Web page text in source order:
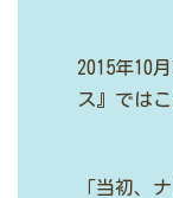
2015年10
ス』では
「当初、